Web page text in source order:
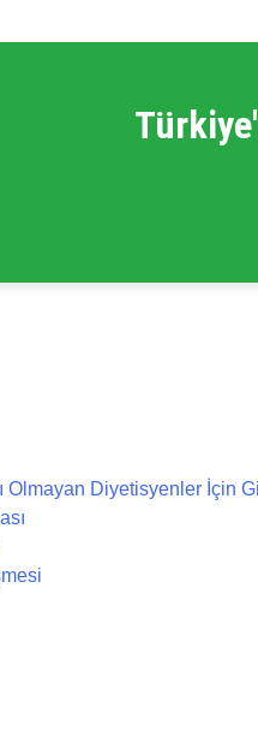
Olmayan Diyetisyenler İçin